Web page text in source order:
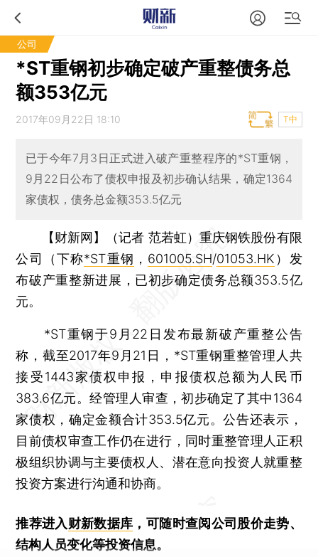
公司
*ST重钢初步确定破产重整债务总
额353亿元
2017年09月22日 18:10 T中
已于今年7月3日正式进入破产重整程序的*ST重钢，
9月22日公布了债权申报及初步确认结果，确定1364
家债权，债务总金额353.5亿元
【财新网】（记者 范若虹） 重庆钢铁股份有限
公司（下称*ST重钢 ， 601005.SH/01053.HK ）发
布破产重整新进展，已初步确定债务总额353.5亿
元。
*ST重钢于9月22日发布最新破产重整公告
称，截至2017年9月21日，*ST重钢重整管理人共
接受1443家债权申报，申报债权总额为人民币
383.6亿元。经管理人审查，初步确定了其中1364
家债权，确定金额合计353.5亿元。公告还表示，
目前债权审查工作仍在进行，同时重整管理人正积
极组织协调与主要债权人、潜在意向投资人就重整
投资方案进行沟通和协商。
推荐进入财新数据库 ，可随时查阅公司股价走势、
结构人员变化等投资信息。